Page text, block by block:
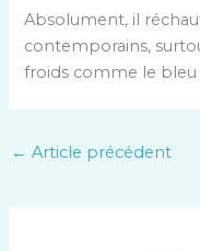
Absolument, il
contemporains,
froids comme le bleu
← Article précédent